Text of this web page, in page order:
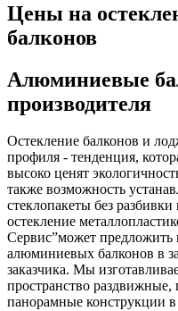
Цены на
балконов
Алюминиевые
производителя
Остекление балконов и
профиля - тенденция,
высоко ценят
также возможность
стеклопакеты без разбивки
остекление
Сервис”может предложить
алюминиевых балконов в
заказчика. Мы
пространство
панорамные конструкции